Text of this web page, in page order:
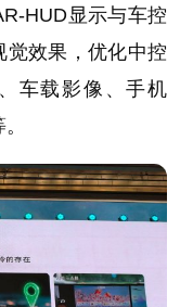
HUD显示与车控
觉效果，优化中控
车载影像、手机